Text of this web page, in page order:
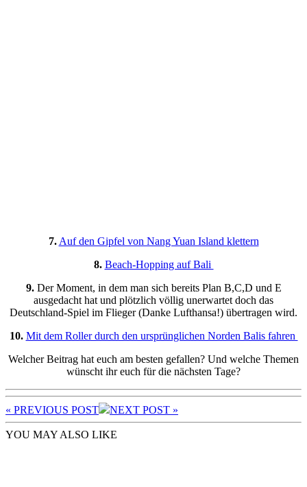
7. Auf den Gipfel von Nang Yuan Island klettern
8. Beach-Hopping auf Bali
9.Der Moment, in dem man sich bereits Plan B,C,D und E
ausgedacht hat und plötzlich völlig unerwartet doch das
Deutschland-Spiel im Flieger (Danke Lufthansa!) übertragen wird.
10. Mit dem Roller durch den ursprünglichen Norden Balis fahren
Welcher Beitrag hat euch am besten gefallen? Und welche Themen
wünscht ihr euch für die nächsten Tage?
« PREVIOUS POST NEXT POST »
YOU MAY ALSO LIKE